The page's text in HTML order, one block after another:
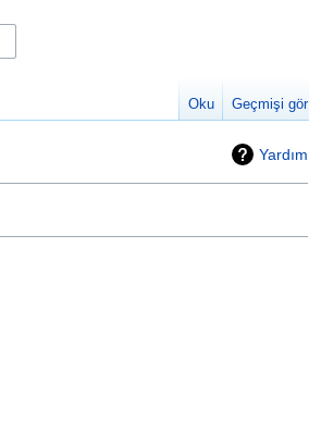
Oku Geçmişi gör
Yardım